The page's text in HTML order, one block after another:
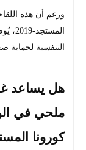
ورغم أن هذه
التنفسية لحماية
هل يساعد
ملحي في
كورونا